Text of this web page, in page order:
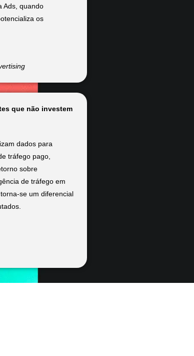
Ads, quando
os
que não investem
dados para
tráfego pago,
sobre
de tráfego em
se um diferencial